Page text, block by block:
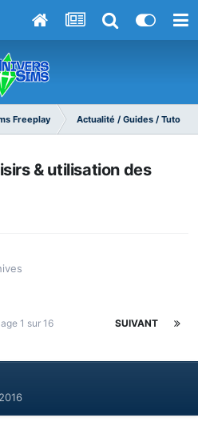
Freeplay Actualité / Guides /
& utilisation des
SUIVANT
1 sur 16